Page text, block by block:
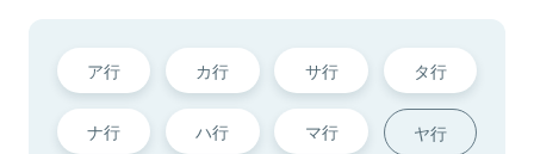
ア行 カ行 サ行 タ行
ナ行 ハ行 マ行 ヤ行